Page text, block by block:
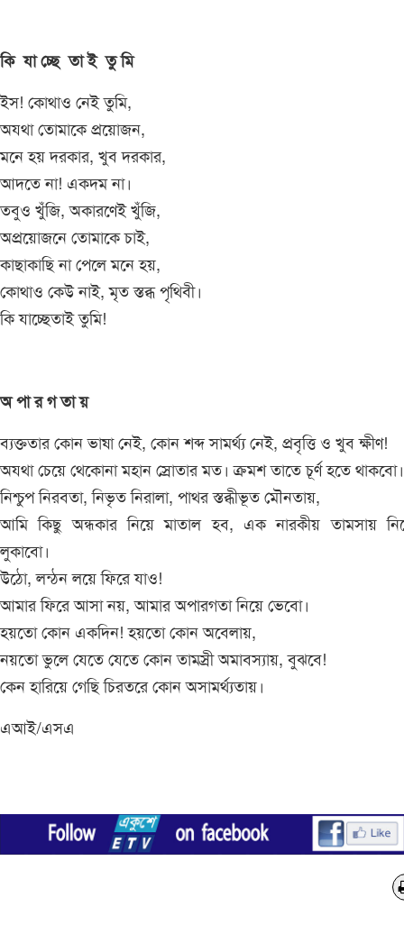
কি যা চ্ছে তা ই তু মি
ইস! কোথাও নেই তুমি,
অযথা তোমাকে প্রয়োজন,
মনে হয় দরকার, খুব দরকার,
আদতে না! একদম না।
তবুও খুঁজি, অকারণেই খুঁজি,
অপ্রয়োজনে তোমাকে চাই,
কাছাকাছি না পেলে মনে হয়,
কোথাও কেউ নাই, মৃত স্তব্ধ পৃথিবী।
কি যাচ্ছেতাই তুমি!
অ পা র গ তা য়
ব্যক্ততার কোন ভাষা নেই, কোন শব্দ সামর্থ্য নেই, প্রবৃত্তি ও খুব ক্ষীণ!
অযথা চেয়ে থেকোনা মহান স্রোতার মত। ক্রমশ তাতে চূর্ণ হতে থাকবো।
নিশ্চুপ নিরবতা, নিভৃত নিরালা, পাথর স্তব্ধীভূত মৌনতায়,
আমি কিছু অন্ধকার নিয়ে মাতাল হব, এক নারকীয় তামসায়
লুকাবো।
উঠো, লন্ঠন লয়ে ফিরে যাও!
আমার ফিরে আসা নয়, আমার অপারগতা নিয়ে ভেবো।
হয়তো কোন একদিন! হয়তো কোন অবেলায়,
নয়তো ভুলে যেতে যেতে কোন তামস্রী অমাবস্যায়, বুঝবে!
কেন হারিয়ে গেছি চিরতরে কোন অসামর্থ্যতায়।
এআই/এসএ